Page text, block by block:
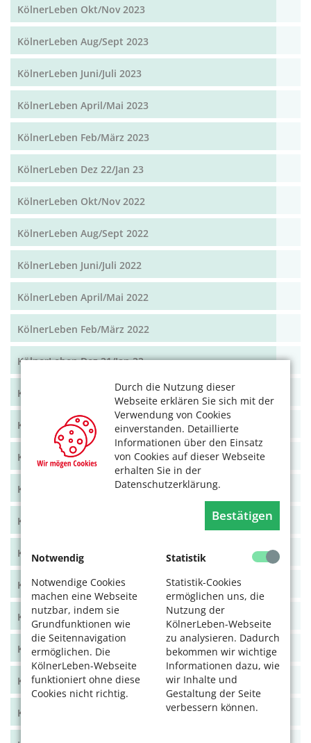
Durch die Nutzung dieser
Webseite erklären Sie sich mit der
Verwendung von Cookies
einverstanden. Detaillierte
Informationen über den Einsatz
von Cookies auf dieser Webseite
erhalten Sie in der
Datenschutzerklärung.
Bestätigen
Notwendig
Notwendige Cookies
machen eine Webseite
nutzbar, indem sie
Grundfunktionen wie
die Seitennavigation
ermöglichen. Die
KölnerLeben-Webseite
funktioniert ohne diese
Cookies nicht richtig.
Statistik
Statistik-Cookies
ermöglichen uns, die
Nutzung der
KölnerLeben-Webseite
zu analysieren. Dadurch
bekommen wir wichtige
Informationen dazu, wie
wir Inhalte und
Gestaltung der Seite
verbessern können.
KölnerLeben Okt/Nov 2023
KölnerLeben Aug/Sept 2023
KölnerLeben Juni/Juli 2023
KölnerLeben April/Mai 2023
KölnerLeben Feb/März 2023
KölnerLeben Dez 22/Jan 23
KölnerLeben Okt/Nov 2022
KölnerLeben Aug/Sept 2022
KölnerLeben Juni/Juli 2022
KölnerLeben April/Mai 2022
KölnerLeben Feb/März 2022
KölnerLeben Dez 21/Jan 22
KölnerLeben Okt/Nov 2021
KölnerLeben Aug/Sept 2021
KölnerLeben Juni/Juli 2021
KölnerLeben April/Mai 2021
KölnerLeben Feb/März 2021
KölnerLeben Dez 20/Jan 21
KölnerLeben Okt/Nov 2020
KölnerLeben Aug/Sept 2020
KölnerLeben Juni/Juli 2020
KölnerLeben April/Mai 2020
KölnerLeben Feb/März 2020